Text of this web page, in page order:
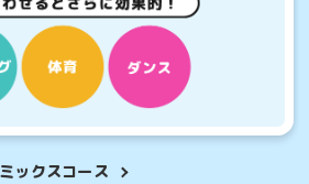
ミックスコース
you use an automatic
service, the Japanese
website will be
mechanically, so it may
translation.
We ask that you
this before using
こんなお子さ
初めてのお子さま
スクールを体